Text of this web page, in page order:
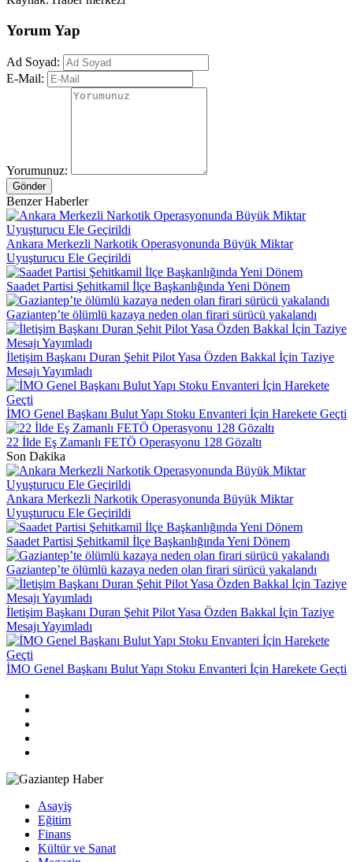
Yorum Yap
Ad Soyad:
E-Mail:
Yorumunuz:
Gönder
Benzer Haberler
Ankara Merkezli Narkotik Operasyonunda Büyük Miktar
Uyuşturucu Ele Geçirildi
Saadet Partisi Şehitkamil İlçe Başkanlığında Yeni Dönem
Gaziantep’te ölümlü kazaya neden olan firari sürücü yakalandı
İletişim Başkanı Duran Şehit Pilot Yasa Özden Bakkal İçin Taziye
Mesajı Yayımladı
İMO Genel Başkanı Bulut Yapı Stoku Envanteri İçin Harekete Geçti
22 İlde Eş Zamanlı FETÖ Operasyonu 128 Gözaltı
Son Dakika
Ankara Merkezli Narkotik Operasyonunda Büyük Miktar
Uyuşturucu Ele Geçirildi
Saadet Partisi Şehitkamil İlçe Başkanlığında Yeni Dönem
Gaziantep’te ölümlü kazaya neden olan firari sürücü yakalandı
İletişim Başkanı Duran Şehit Pilot Yasa Özden Bakkal İçin Taziye
Mesajı Yayımladı
İMO Genel Başkanı Bulut Yapı Stoku Envanteri İçin Harekete Geçti
Asayiş
Eğitim
Finans
Kültür ve Sanat